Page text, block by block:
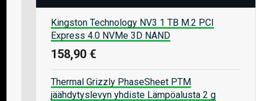
Kingston Technology NV3 1 TB M.2 PCI
Express 4.0 NVMe 3D NAND
158,90 €
Thermal Grizzly PhaseSheet PTM
jäähdytyslevyn yhdiste Lämpöalusta 2 g